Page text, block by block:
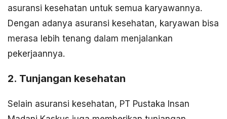
asuransi kesehatan untuk semua karyawannya.
Dengan adanya asuransi kesehatan, karyawan bisa
merasa lebih tenang dalam menjalankan
pekerjaannya.
2. Tunjangan kesehatan
Selain asuransi kesehatan, PT Pustaka Insan